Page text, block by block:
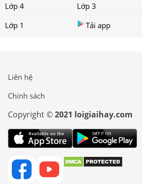
Lớp 4
Lớp 3
Lớp 1
Tải app
Liên hệ
Chính sách
Copyright ©2021 loigiaihay.com